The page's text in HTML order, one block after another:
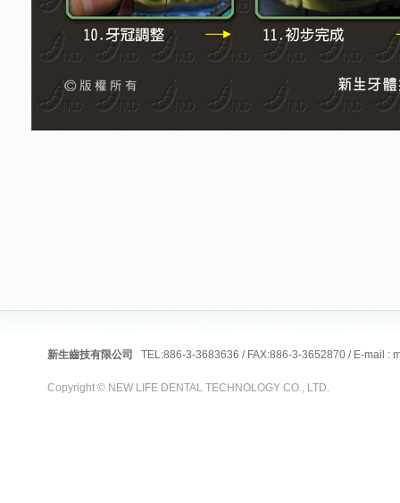
新生齒技有限公司 TEL:886-3-3683636 / FAX:886-3-3652870 / E-mail :
Copyright © NEW LIFE DENTAL TECHNOLOGY CO., LTD.